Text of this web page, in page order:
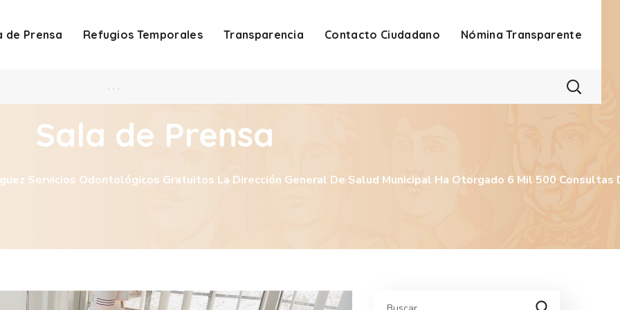
de Prensa Refugios Temporales Transparencia Contacto Ciudadano Nómina Transparente
. . .
Sala de Prensa
Servicios Odontológicos Gratuitos La Dirección General De Salud Municipal Ha Otorgado 6 Mil 500 Consultas